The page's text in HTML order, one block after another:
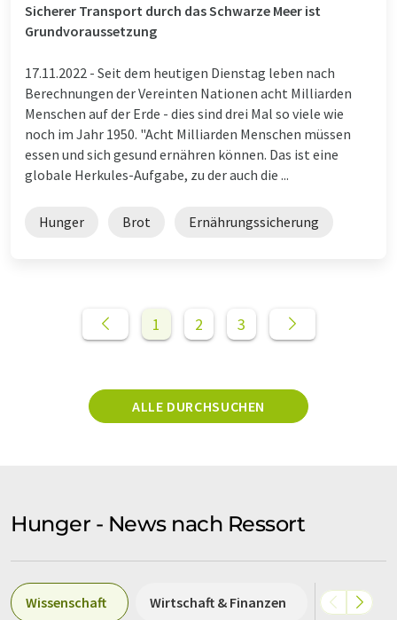
Sicherer Transport durch das Schwarze Meer ist
Grundvoraussetzung
17.11.2022 - Seit dem heutigen Dienstag leben nach
Berechnungen der Vereinten Nationen acht Milliarden
Menschen auf der Erde - dies sind drei Mal so viele wie
noch im Jahr 1950. "Acht Milliarden Menschen müssen
essen und sich gesund ernähren können. Das ist eine
globale Herkules-Aufgabe, zu der auch die ...
Hunger Brot Ernährungssicherung
1 2 3
ALLE DURCHSUCHEN
Hunger - News nach Ressort
Wissenschaft Wirtschaft & Finanzen Politik &